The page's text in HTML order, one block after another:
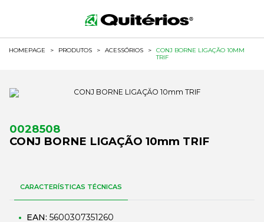
HOMEPAGE > PRODUTOS > ACESSÓRIOS >
CONJ BORNE LIGAÇÃO 10MM
TRIF
0028508
CONJ BORNE LIGAÇÃO 10mm TRIF
CARACTERÍSTICAS TÉCNICAS
EAN: 5600307351260